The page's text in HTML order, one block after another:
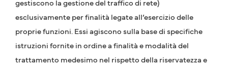
gestiscono la gestione del traffico di rete)
esclusivamente per finalità legate all’esercizio delle
proprie funzioni. Essi agiscono sulla base di specifiche
istruzioni fornite in ordine a finalità e modalità del
trattamento medesimo nel rispetto della riservatezza e